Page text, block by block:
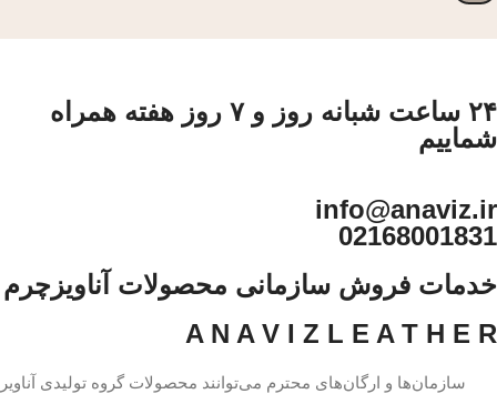
۲۴ ساعت شبانه روز و ۷ روز هفته همراه
شماییم
info@anaviz.ir
02168001831
خدمات فروش سازمانی محصولات آناویزچرم
A N A V I Z L E A T H E R
سازمان‌ها و ارگان‌های محترم می‌توانند محصولات گروه تولیدی آناویر